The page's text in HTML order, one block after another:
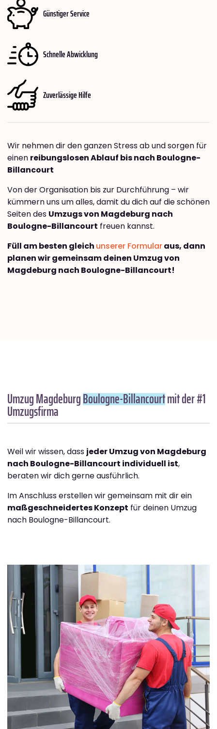
Günstiger Service
Schnelle Abwicklung
Zuverlässige Hilfe
Wir nehmen dir den ganzen Stress ab und sorgen für
einen reibungslosen Ablauf bis nach Boulogne-
Billancourt
Von der Organisation bis zur Durchführung – wir
kümmern uns um alles, damit du dich auf die schönen
Seiten des Umzugs von Magdeburg nach
Boulogne-Billancourt freuen kannst.
Füll am besten gleich unserer Formularaus, dann
planen wir gemeinsam deinen Umzug von
Magdeburg nach Boulogne-Billancourt!
Umzug MagdeburgBoulogne-Billancourtmit der #1
Umzugsfirma
Weil wir wissen, dass jeder Umzug von Magdeburg
nach Boulogne-Billancourt individuell ist,
beraten wir dich gerne ausführlich.
Im Anschluss erstellen wir gemeinsam mit dir ein
maßgeschneidertes Konzept für deinen Umzug
nach Boulogne-Billancourt.